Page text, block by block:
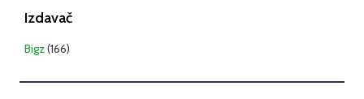
Izdavač
Bigz(166)